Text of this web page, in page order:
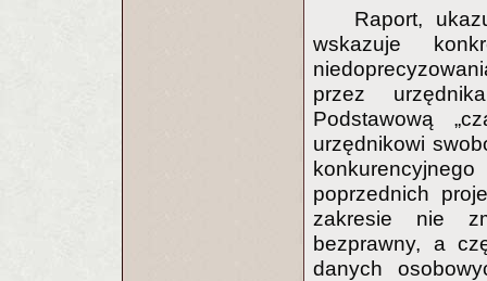
Raport,
wskazuje
przez
Podstawową
urzędnikowi
poprzednich
zakresie nie
bezprawny, a
danych